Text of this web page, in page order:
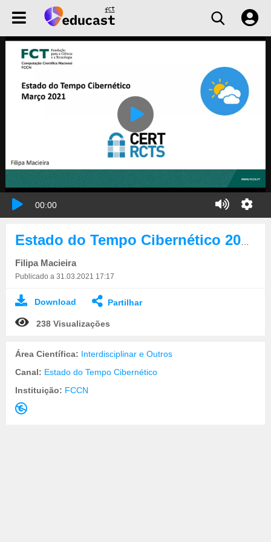
00:00
Filipa Macieira
Publicado a 31.03.2021 17:17
Download Partilhar
238 Visualizações
Área Científica: Interdisciplinar e Outros
Canal: Estado do Tempo Cibernético
Instituição: FCCN